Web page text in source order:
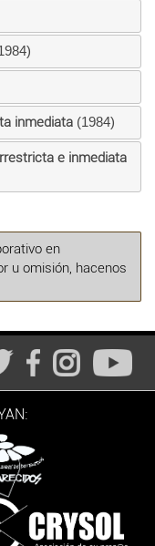
inmediata(1984)
e inmediata
en
u omisión, hacenos